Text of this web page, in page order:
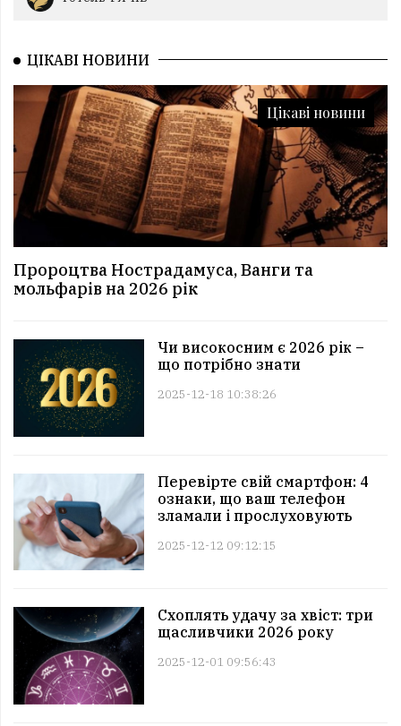
ЦІКАВІ НОВИНИ
Цікаві новини
Пророцтва Нострадамуса, Ванги та
мольфарів на 2026 рік
Чи високосним є 2026 рік –
що потрібно знати
2025-12-18 10:38:26
Перевірте свій смартфон: 4
ознаки, що ваш телефон
зламали і прослуховують
2025-12-12 09:12:15
Схоплять удачу за хвіст: три
щасливчики 2026 року
2025-12-01 09:56:43